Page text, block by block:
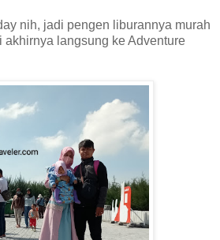
nih, jadi pengen liburannya murah
akhirnya langsung ke Adventure